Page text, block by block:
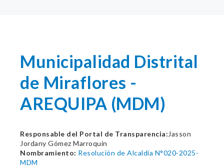
Municipalidad Distrital
de Miraflores -
AREQUIPA (MDM)
Responsable del Portal de Transparencia: Jasson
Jordany Gómez Marroquin
Nombramiento: Resolución de Alcaldía N°020-2025-
MDM